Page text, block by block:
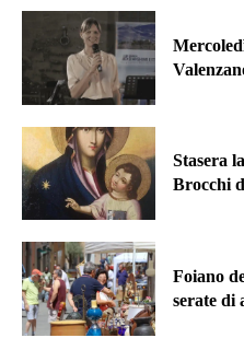
Stasera
Brocchi
Foiano
serate di